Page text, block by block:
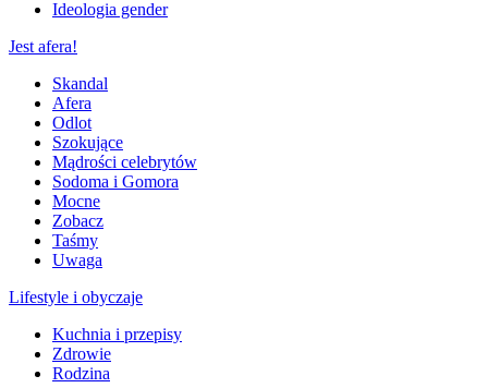
Ideologia gender
Jest afera!
Skandal
Afera
Odlot
Szokujące
Mądrości celebrytów
Sodoma i Gomora
Mocne
Zobacz
Taśmy
Uwaga
Lifestyle i obyczaje
Kuchnia i przepisy
Zdrowie
Rodzina